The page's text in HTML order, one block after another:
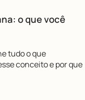
o que você
tudo o que
conceito e por que